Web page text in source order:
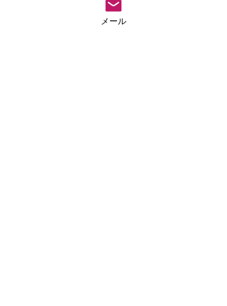
メール